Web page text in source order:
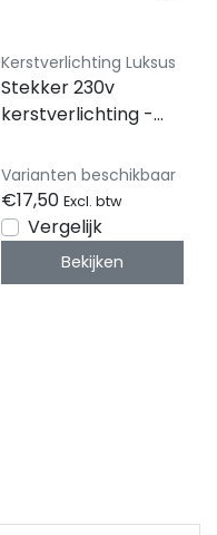
Kerstverlichting Luksus
Stekker 230v
kerstverlichting -
150cm - zwart -
230v - ip67 - 15000
LED's
Varianten beschikbaar
€17,50 Excl. btw
Vergelijk
Bekijken